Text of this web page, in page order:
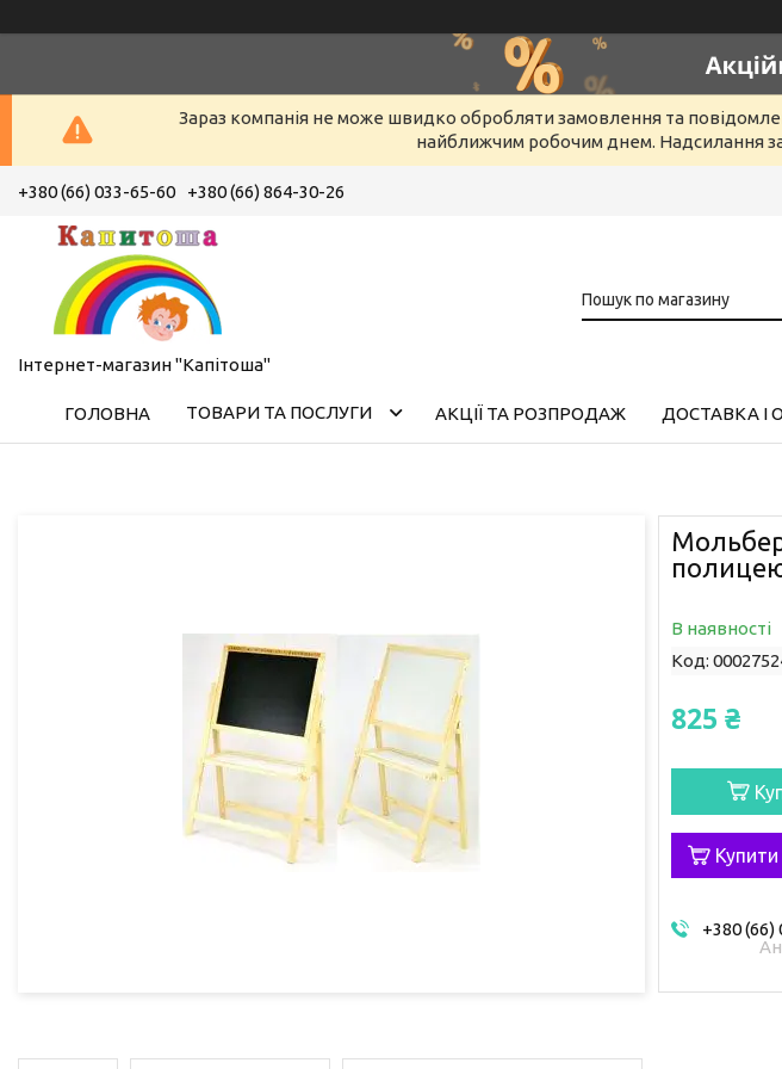
Зараз компанія не може швидко обробляти замовлення та
найближчим робочим днем. Надсилання
+380 (66) 033-65-60 +380 (66) 864-30-26
Інтернет-магазин "Капітоша"
ГОЛОВНА ТОВАРИ ТА ПОСЛУГИ АКЦІЇ ТА РОЗПРОДАЖ ДОСТАВКА І
В наявності
Код:
825 ₴
Купити
+380 (66)